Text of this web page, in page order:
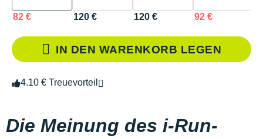
82 € 120 € 120 € 92 €
IN DEN WARENKORB LEGEN
4.10 € Treuevorteil
Die Meinung des i-Run-